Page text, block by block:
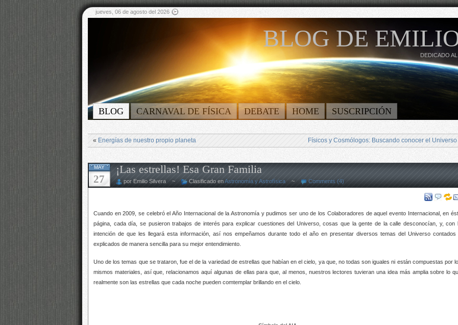
jueves, 06 de agosto del 2026
BLOG DE
DEDICADO
BLOG CARNAVAL DE FÍSICA DEBATE HOME SUSCRIPCIÓN
« Energías de nuestro propio planeta Físicos y Cosmólogos: Buscando conocer el Universo
MAY
27
¡Las estrellas! Esa Gran Familia
por Emilio Silvera ~ Clasificado enAstronomía y Astrofísica ~ Comments (4)
Cuando en 2009, se celebró el Año Internacional de la Astronomía y pudimos ser uno de los Colaboradores de aquel evento Internacional, en
página, cada día, se pusieron trabajos de interés para explicar cuestiones del Universo, cosas que la gente de la calle desconocían, y, con
intención de que les llegará esta información, así nos empeñamos durante todo el año en presentar diversos temas del Universo contados
explicados de manera sencilla para su mejor entendimiento.
Uno de los temas que se trataron, fue el de la variedad de estrellas que habían en el cielo, ya que, no todas son iguales ni están compuestas por
mismos materiales, así que, relacionamos aquí algunas de ellas para que, al menos, nuestros lectores tuvieran una idea más amplia sobre lo
realmente son las estrellas que cada noche pueden comtemplar brillando en el cielo.